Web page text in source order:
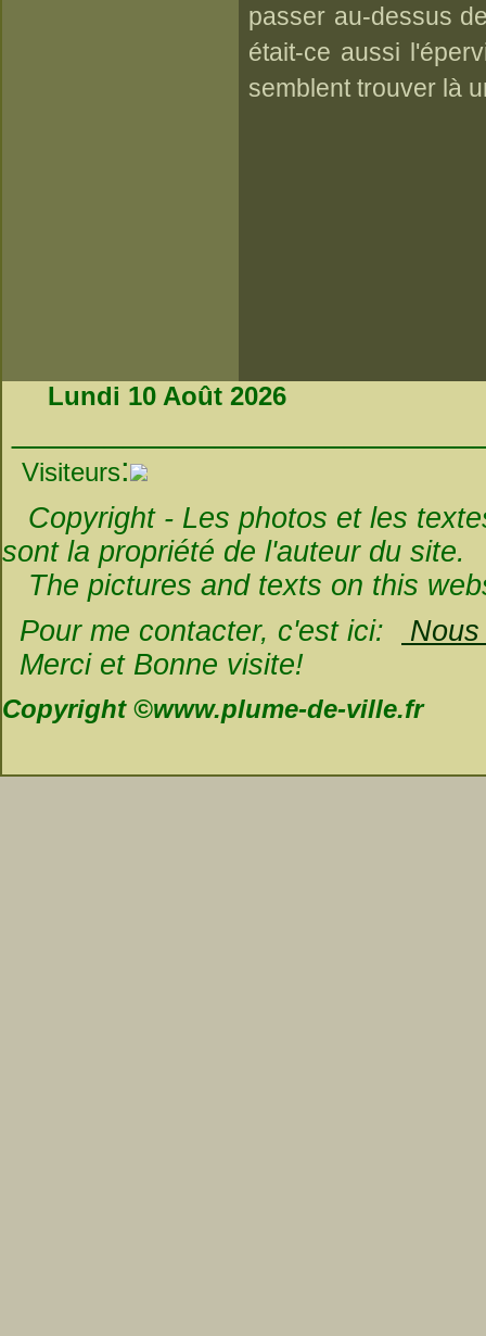
passer au-dessus
était-ce aussi
semblent trouver là
Lundi 10 Août 2026
Visiteurs:
Copyright - Les photos et les
sont la propriété de l'auteur du site.
The pictures and texts on this
Pour me contacter, c'est ici:
Merci et Bonne visite!
Copyright ©www.plume-de-ville.fr